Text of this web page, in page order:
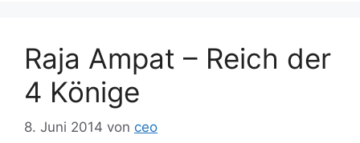
Raja Ampat – Reich der
4 Könige
8. Juni 2014 von ceo